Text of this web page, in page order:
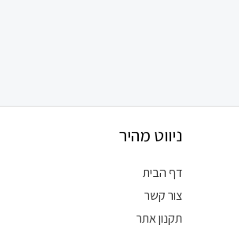
ניווט מהיר
דף הבית
צור קשר
תקנון אתר